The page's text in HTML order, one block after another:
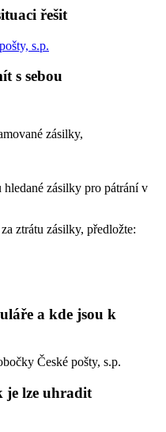
řešit
s.p.
s sebou
zásilky,
zásilky pro pátrání v
ztrátu zásilky, předložte:
a kde jsou k
České pošty, s.p.
je lze uhradit